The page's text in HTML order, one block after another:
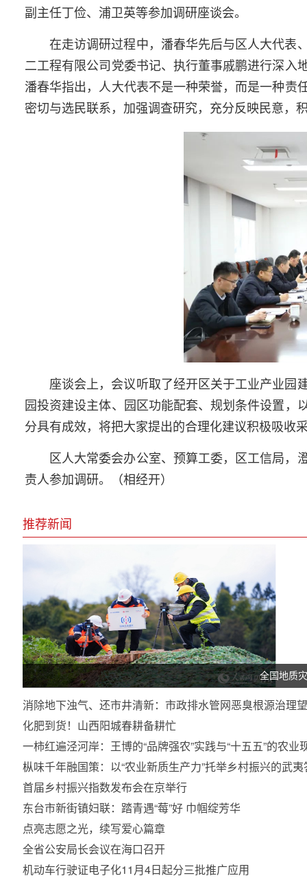
副主任丁俭、浦卫英等参加调研座谈会。
在走访调研过程中，潘春华先后与区人大代表
二工程有限公司党委书记、执行董事戚鹏进行深
潘春华指出，人大代表不是一种荣誉，而是一种
密切与选民联系，加强调查研究，充分反映民意，
座谈会上，会议听取了经开区关于工业产业园
园投资建设主体、园区功能配套、规划条件设置
分具有成效，将把大家提出的合理化建议积极吸收
区人大常委会办公室、预算工委，区工信局，
责人参加调研。（相经开）
推荐新闻
全国地质
消除地下浊气、还市井清新：市政排水管网恶臭根源治理
化肥到货！山西阳城春耕备耕忙
一柿红遍泾河岸：王博的“品牌强农”实践与“十五五”的
枞味千年融国策：以“农业新质生产力”托举乡村振兴的武
首届乡村振兴指数发布会在京举行
东台市新街镇妇联：踏青遇“莓”好 巾帼绽芳华
点亮志愿之光，续写爱心篇章
全省公安局长会议在海口召开
机动车行驶证电子化11月4日起分三批推广应用